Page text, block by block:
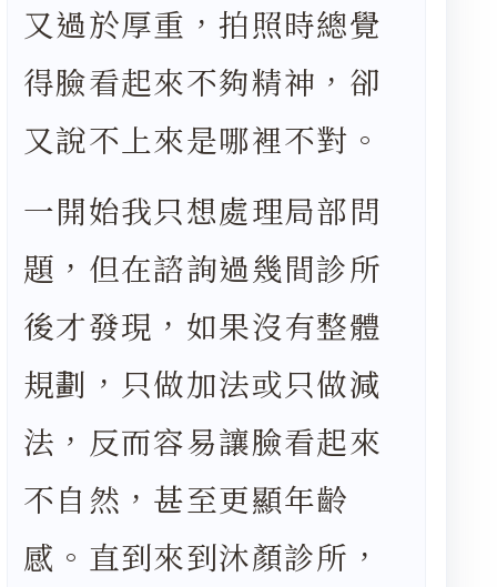
又過於厚重，拍照時總覺
得臉看起來不夠精神，卻
又說不上來是哪裡不對。
一開始我只想處理局部問
題，但在諮詢過幾間診所
後才發現，如果沒有整體
規劃，只做加法或只做減
法，反而容易讓臉看起來
不自然，甚至更顯年齡
感。直到來到沐顏診所，